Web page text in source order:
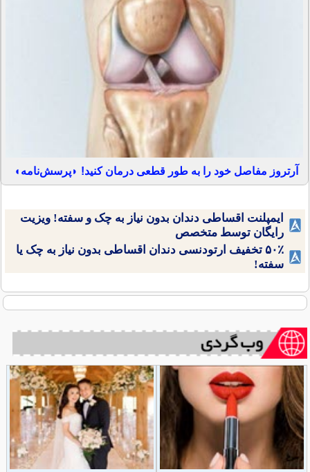
آرتروز مفاصل خود را به طور قطعی درمان کنید! ◗پرسش‌نامه◖
ایمپلنت اقساطی دندان بدون نیاز به چک و سفته! ویزیت
رایگان توسط متخصص
۵۰٪ تخفیف ارتودنسی دندان اقساطی بدون نیاز به چک یا
سفته!